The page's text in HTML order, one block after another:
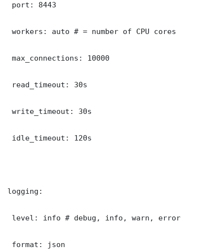
port: 8443
workers: auto # = number of CPU cores
max_connections: 10000
read_timeout: 30s
write_timeout: 30s
idle_timeout: 120s
logging:
level: info # debug, info, warn, error
format: json